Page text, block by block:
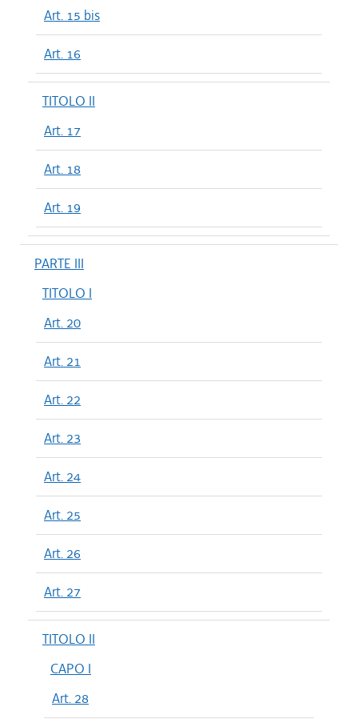
Art. 15 bis
Art. 16
TITOLO II
Art. 17
Art. 18
Art. 19
PARTE III
TITOLO I
Art. 20
Art. 21
Art. 22
Art. 23
Art. 24
Art. 25
Art. 26
Art. 27
TITOLO II
CAPO I
Art. 28